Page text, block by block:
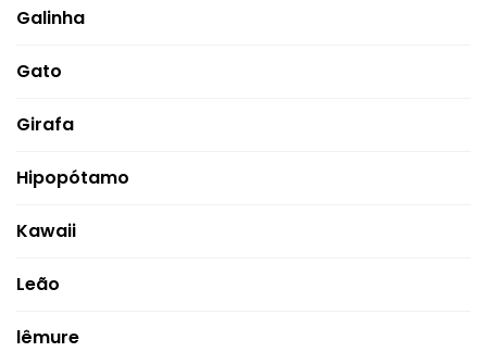
Galinha
Gato
Girafa
Hipopótamo
Kawaii
Leão
lêmure